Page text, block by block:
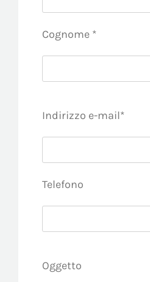
Cognome *
Indirizzo e-mail*
Telefono
Oggetto